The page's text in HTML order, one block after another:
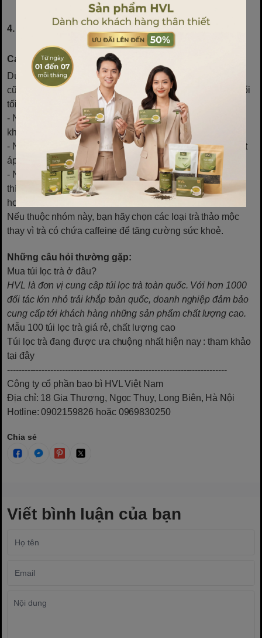
4. Những Ai Nên Hạn Chế Uống Trà Túi Lọc Có
Caffeine?
Dù trà có nhiều lợi ích sức khoẻ, song một số nhóm người
cũng nên hạn chế uống trà chứa caffeine, đặc biệt vào buổi
tối:
- Người bị mất ngủ do rối loạn giấc ngủ: Caffeine có thể
khiến tình trạng mất ngủ trở nên nghiêm trọng hơn.
- Người bị tim mạch: Trà có thể kích thích nhịp tim và huyết
áp, không tốt với những người có vấn đề về tim mạch.
- Người bị dạ dày nhạy cảm: Trà chứa caffeine có thể kích
thích axit dạ dày, gây đau nếu uống khi bụng trống rỗng
hoặc vào buổi tối.
Nếu thuộc nhóm này, bạn hãy chọn các loại trà thảo mộc
thay vì trà có chứa caffeine để tăng cường sức khoẻ.
Những câu hỏi thường gặp:
Mua túi lọc trà ở đâu?
HVL là đơn vị cung câp túi lọc trà toàn quốc. Với hơn 1000
đối tác lớn nhỏ trải khắp toàn quốc, doanh nghiệp đảm bảo
cung cấp tới khách hàng những sản phẩm chất lượng cao.
Mẫu 100 túi lọc trà giá rẻ, chất lượng cao
Túi lọc trà đang được ưa chuộng nhất hiện nay: tham khảo
tại đây
----------------------------------------------------------------------------
Công ty cổ phần bao bì HVL Việt Nam
Địa chỉ: 18 Gia Thượng, Ngọc Thụy, Long Biên, Hà Nội
Hotline: 0902159826 hoặc 0969830250
Chia sẻ
Viết bình luận của bạn